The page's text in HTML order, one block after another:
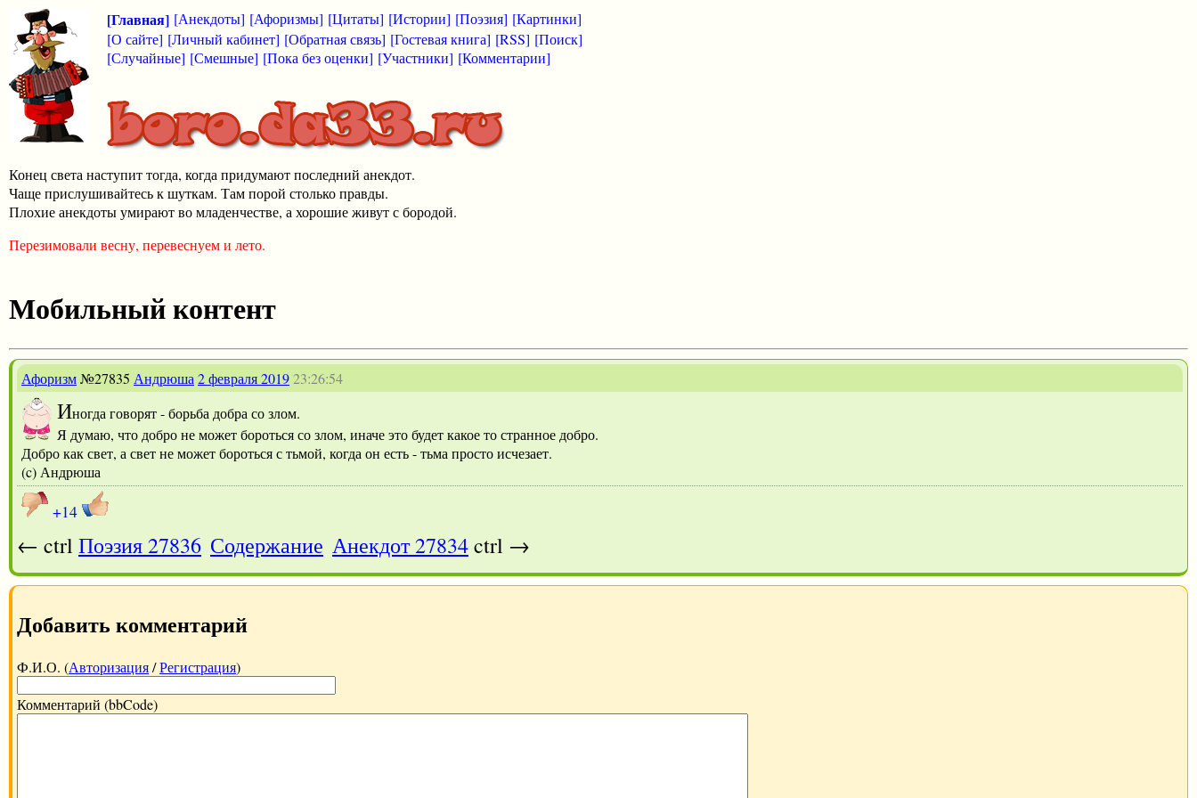
[Главная] [Анекдоты] [Афоризмы] [Цитаты] [Истории] [Поэзия] [Картинки]
[О сайте] [Личный кабинет] [Обратная связь] [Гостевая книга] [RSS] [Поиск]
[Случайные] [Смешные] [Пока без оценки] [Участники] [Комментарии]
Конец света наступит тогда, когда придумают последний анекдот.
Чаще прислушивайтесь к шуткам. Там порой столько правды.
Плохие анекдоты умирают во младенчестве, а хорошие живут с бородой.
Перезимовали весну, перевеснуем и лето.
Мобильный контент
Афоризм№27835 Андрюша 2 февраля 201923:26:54
Иногда говорят - борьба добра со злом.
Я думаю, что добро не может бороться со злом, иначе это будет какое то странное добро.
Добро как свет, а свет не может бороться с тьмой, когда он есть - тьма просто исчезает.
(c) Андрюша
+14
← ctrl Поэзия 27836 Содержание Анекдот 27834ctrl →
Добавить комментарий
Ф.И.О. (Авторизация/Регистрация)
Комментарий (bbCode)